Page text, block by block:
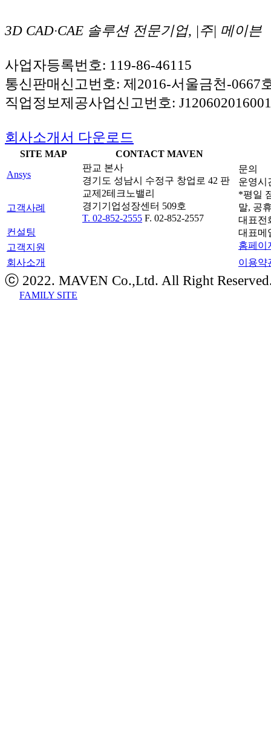
3D CAD·CAE 솔루션 전문기업, |주| 메이븐
사업자등록번호: 119-86-46115
통신판매신고번호: 제2016-서울금천-0667
직업정보제공사업신고번호:
회사소개서 다운로드
SITE MAP
CONTACT MAVEN
Ansys
판교 본사
경기도 성남시 수정구 창업로 42 판
교제2테크노밸리
경기기업성장센터 509호
T. 02-852-2555 F. 02-852-2557
문의
운영시
*평일
말, 공
대표전
대표메
홈페이
고객사례
컨설팅
고객지원
회사소개
이용약
ⓒ 2022. MAVEN Co.,Ltd. All Right
FAMILY SITE